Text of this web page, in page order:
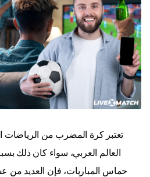
تعتبر كرة المضرب من الرياضات
العالم العربي، سواء كان ذلك
حماس المباريات، فإن العديد من